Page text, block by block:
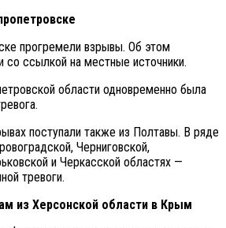
прогремели взрывы. Об этом
ссылкой на местные источники.
области одновременно была
поступали также из Полтавы. В ряде
Черниговской,
и Черкасской областях —
тревоги.
из Херсонской области в Крым